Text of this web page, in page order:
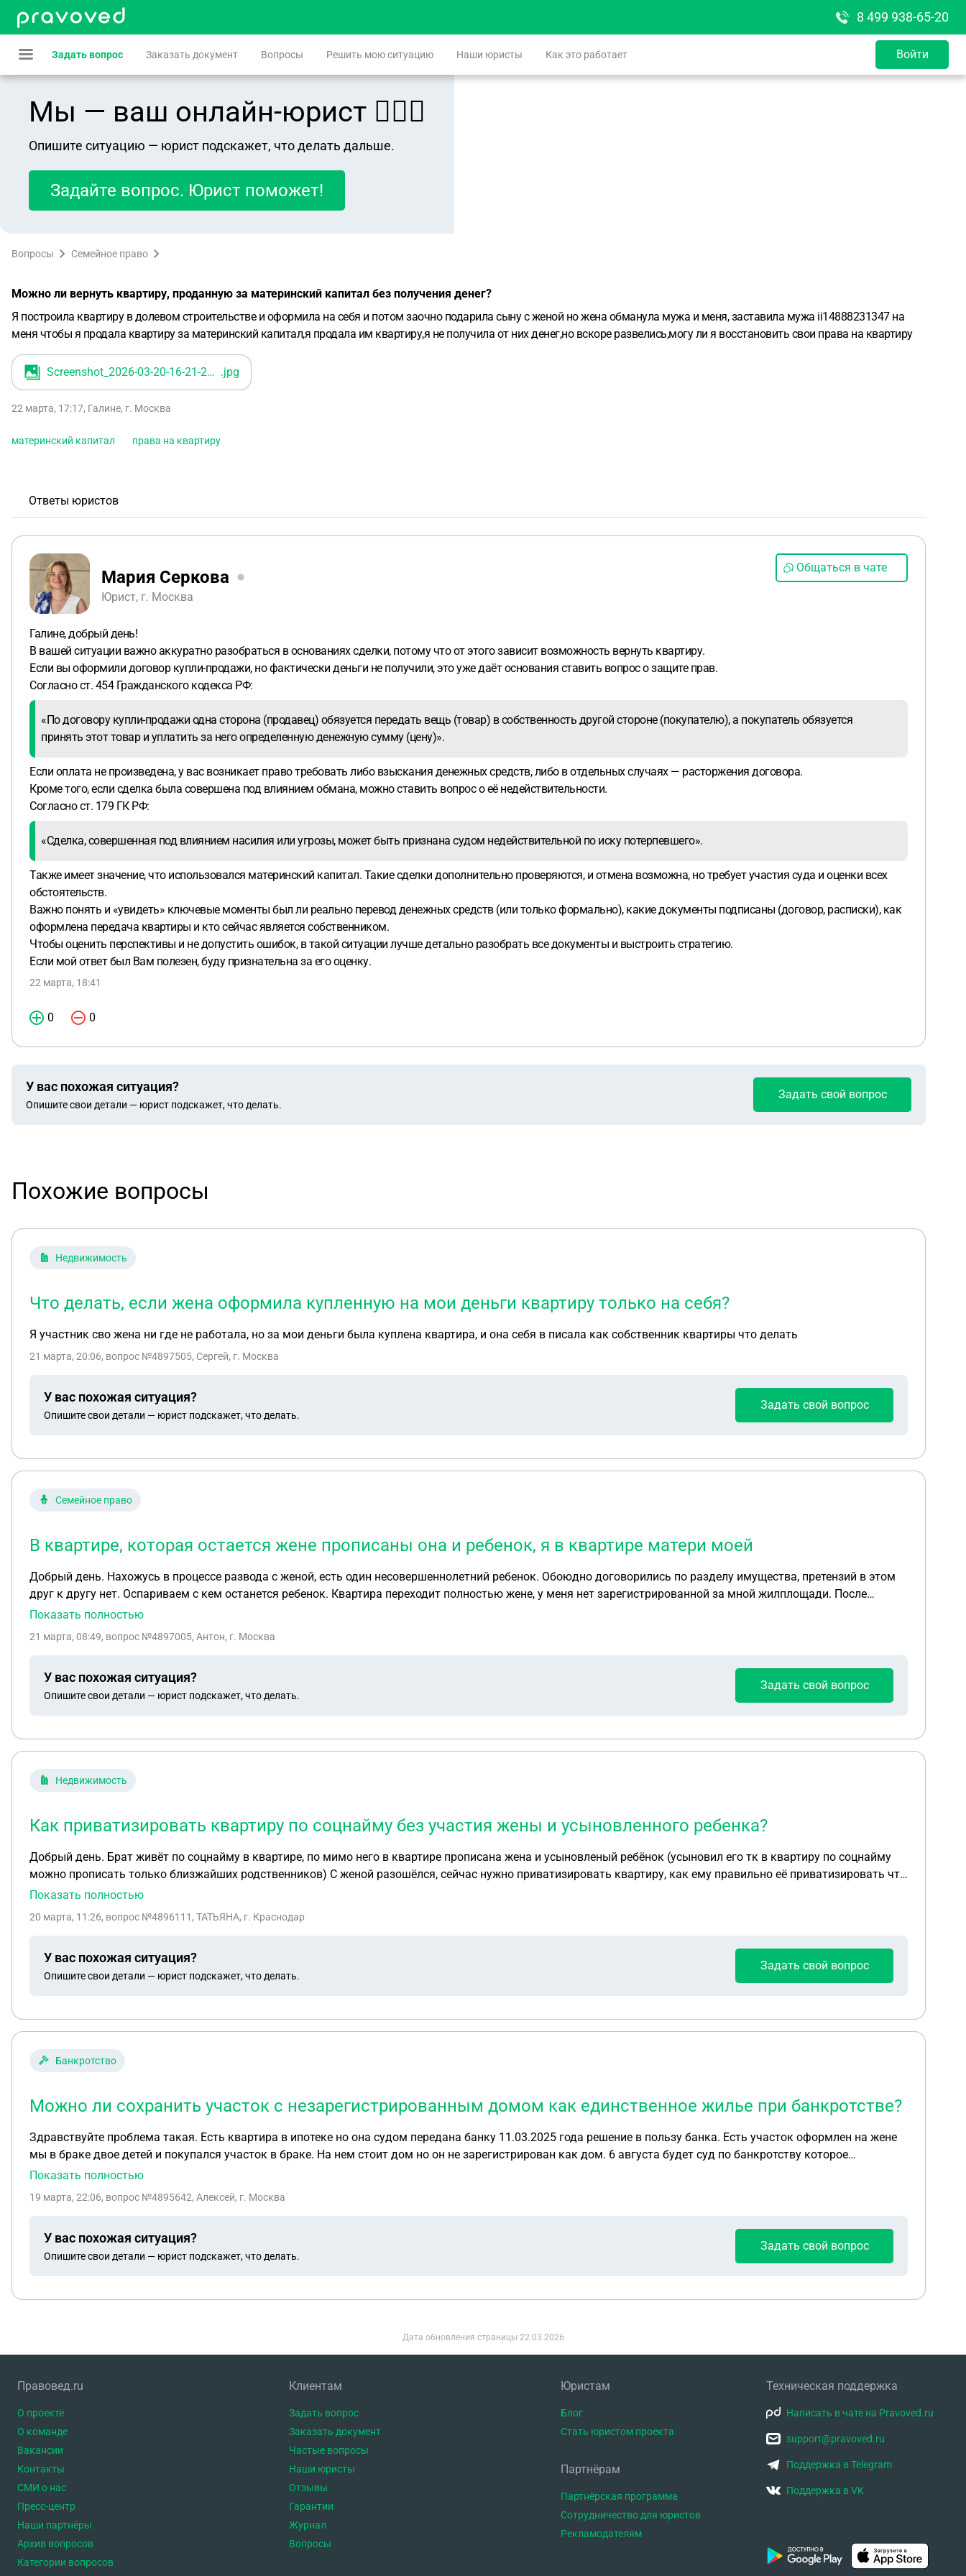
8 499 938-65-20
Задать вопрос Заказать документ Вопросы Решить мою ситуацию Наши юристы Как это работает Войти
Мы — ваш онлайн-юрист 👨🏻‍⚖️
Опишите ситуацию — юрист подскажет, что делать дальше.
Задайте вопрос. Юрист поможет!
Вопросы Семейное право
Можно ли вернуть квартиру, проданную за материнский капитал без получения денег?
Я построила квартиру в долевом строительстве и оформила на себя и потом заочно подарила сыну с женой но жена обманула мужа и меня, заставила мужа ii14888231347 на
меня чтобы я продала квартиру за материнский капитал,я продала им квартиру,я не получила от них денег,но вскоре развелись,могу ли я восстановить свои права на квартиру
Screenshot_2026-03-20-16-21-20-206_ru.ozon.ozon_pvz .jpg
22 марта, 17:17, Галине, г. Москва
материнский капитал права на квартиру
Ответы юристов
Мария Серкова
Юрист, г. Москва
Общаться в чате
Галине, добрый день!
В вашей ситуации важно аккуратно разобраться в основаниях сделки, потому что от этого зависит возможность вернуть квартиру.
Если вы оформили договор купли-продажи, но фактически деньги не получили, это уже даёт основания ставить вопрос о защите прав.
Согласно ст. 454 Гражданского кодекса РФ:
«По договору купли-продажи одна сторона (продавец) обязуется передать вещь (товар) в собственность другой стороне (покупателю), а покупатель обязуется
принять этот товар и уплатить за него определенную денежную сумму (цену)».
Если оплата не произведена, у вас возникает право требовать либо взыскания денежных средств, либо в отдельных случаях — расторжения договора.
Кроме того, если сделка была совершена под влиянием обмана, можно ставить вопрос о её недействительности.
Согласно ст. 179 ГК РФ:
«Сделка, совершенная под влиянием насилия или угрозы, может быть признана судом недействительной по иску потерпевшего».
Также имеет значение, что использовался материнский капитал. Такие сделки дополнительно проверяются, и отмена возможна, но требует участия суда и оценки всех
обстоятельств.
Важно понять и «увидеть» ключевые моменты был ли реально перевод денежных средств (или только формально), какие документы подписаны (договор, расписки), как
оформлена передача квартиры и кто сейчас является собственником.
Чтобы оценить перспективы и не допустить ошибок, в такой ситуации лучше детально разобрать все документы и выстроить стратегию.
Если мой ответ был Вам полезен, буду признательна за его оценку.
22 марта, 18:41
0 0
У вас похожая ситуация?
Опишите свои детали — юрист подскажет, что делать.
Задать свой вопрос
Похожие вопросы
Недвижимость
Что делать, если жена оформила купленную на мои деньги квартиру только на себя?
Я участник сво жена ни где не работала, но за мои деньги была куплена квартира, и она себя в писала как собственник квартиры что делать
21 марта, 20:06, вопрос №4897505, Сергей, г. Москва
У вас похожая ситуация?
Опишите свои детали — юрист подскажет, что делать.
Задать свой вопрос
Семейное право
В квартире, которая остается жене прописаны она и ребенок, я в квартире матери моей
Добрый день. Нахожусь в процессе развода с женой, есть один несовершеннолетний ребенок. Обоюдно договорились по разделу имущества, претензий в этом
друг к другу нет. Оспариваем с кем останется ребенок. Квартира переходит полностью жене, у меня нет зарегистрированной за мной жилплощади. После
развода хочу погасить кредит за машину и оформить ипотеку. В квартире, которая остается жене прописаны она и ребенок, я в квартире матери моей. Я ухожу
будет прописка в чужой квартире. Могу ли в претендовать на ребенка при разводе, если у меня нет своей квартиры и мы прописаны вместе, но не в моей
Показать полностью
21 марта, 08:49, вопрос №4897005, Антон, г. Москва
У вас похожая ситуация?
Опишите свои детали — юрист подскажет, что делать.
Задать свой вопрос
Недвижимость
Как приватизировать квартиру по соцнайму без участия жены и усыновленного ребенка?
Добрый день. Брат живёт по соцнайму в квартире, по мимо него в квартире прописана жена и усыновленый ребёнок (усыновил его тк в квартиру по соцнайму
можно прописать только близжайших родственников) С женой разошёлся, сейчас нужно приватизировать квартиру, как ему правильно её приватизировать что
бы жена и пассынок не имели права на долю? Жена сказала что сына выписывать оттуда не будет.
Показать полностью
20 марта, 11:26, вопрос №4896111, ТАТЬЯНА, г. Краснодар
У вас похожая ситуация?
Опишите свои детали — юрист подскажет, что делать.
Задать свой вопрос
Банкротство
Можно ли сохранить участок с незарегистрированным домом как единственное жилье при банкротстве?
Здравствуйте проблема такая. Есть квартира в ипотеке но она судом передана банку 11.03.2025 года решение в пользу банка. Есть участок оформлен на жене
мы в браке двое детей и покупался участок в браке. На нем стоит дом но он не зарегистрирован как дом. 6 августа будет суд по банкротству которое
инициировало налоговая. Можно ли сохранить участок и дом как единственное жилье так как квартира принадлежит банку по решению суда ?
Показать полностью
19 марта, 22:06, вопрос №4895642, Алексей, г. Москва
У вас похожая ситуация?
Опишите свои детали — юрист подскажет, что делать.
Задать свой вопрос
Дата обновления страницы 22.03.2026
Правовед.ru
О проекте
О команде
Вакансии
Контакты
СМИ о нас
Пресс-центр
Наши партнёры
Архив вопросов
Категории вопросов
Клиентам
Задать вопрос
Заказать документ
Частые вопросы
Наши юристы
Отзывы
Гарантии
Журнал
Вопросы
Юристам
Блог
Стать юристом проекта
Партнёрам
Партнёрская программа
Сотрудничество для юристов
Рекламодателям
Техническая поддержка
Написать в чате на Pravoved.ru
support@pravoved.ru
Поддержка в Telegram
Поддержка в VK